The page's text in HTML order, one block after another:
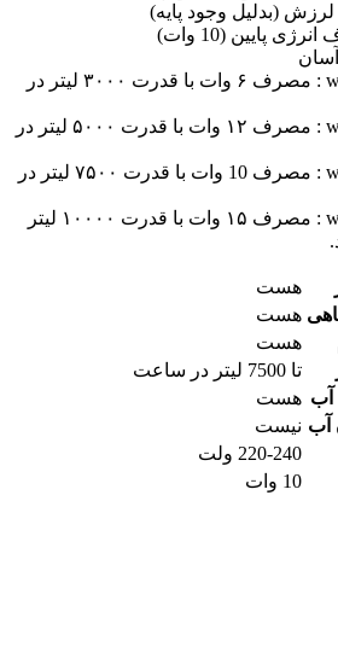
لرزش (بدلیل وجود پایه)
پایین (10 وات)
SOBO مدل wp-100 : مصرف ۶ وات با قدرت ۳۰۰۰ لیتر در
SOBO مدل wp-200 : مصرف ۱۲ وات با قدرت ۵۰۰۰ لیتر در
SOBO مدل wp-300 : مصرف 10 وات با قدرت ۷۵۰۰ لیتر در
SOBO مدل wp-400 : مصرف ۱۵ وات با قدرت ۱۰۰۰۰ لیتر
هست
هست
هست
تا 7500 لیتر در ساعت
آب هست
آب نیست
220-240 ولت
10 وات